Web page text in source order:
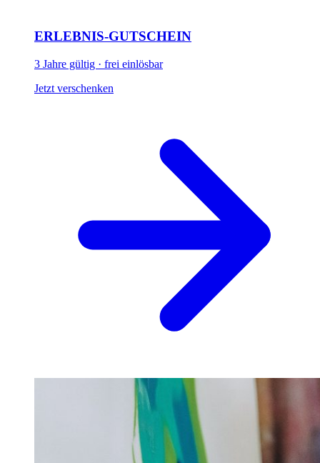
ERLEBNIS-GUTSCHEIN
3 Jahre gültig · frei einlösbar
Jetzt verschenken